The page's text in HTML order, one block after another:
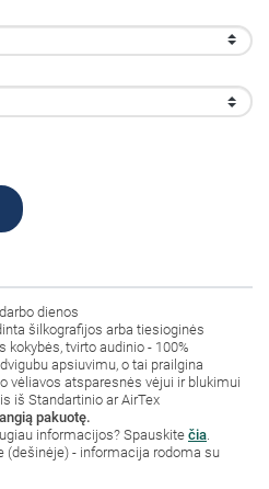
dienos
šilkografijos arba tiesioginės
tvirto audinio - 100%
dvigubu apsiuvimu, o tai prailgina
vėliavos atsparesnės vėjui ir blukimui
iš Standartinio ar AirTex
pakuotę.
informacijos? Spauskite čia
(dešinėje) - informacija rodoma su